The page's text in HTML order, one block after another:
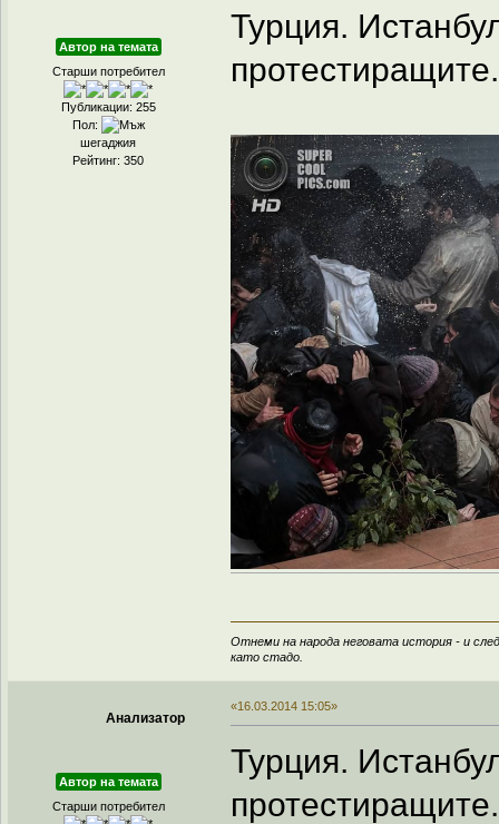
Автор на темата
Старши потребител
Публикации: 255
Пол:
шегаджия
Рейтинг: 350
Турция.
Отнеми на народа неговата история - и
като стадо.
Анализатор
Автор на темата
Старши потребител
«16.03.2014 15:05»
Турция.